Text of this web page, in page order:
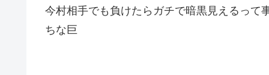
今村相手でも負けたらガチで暗黒見えるって
ちな巨